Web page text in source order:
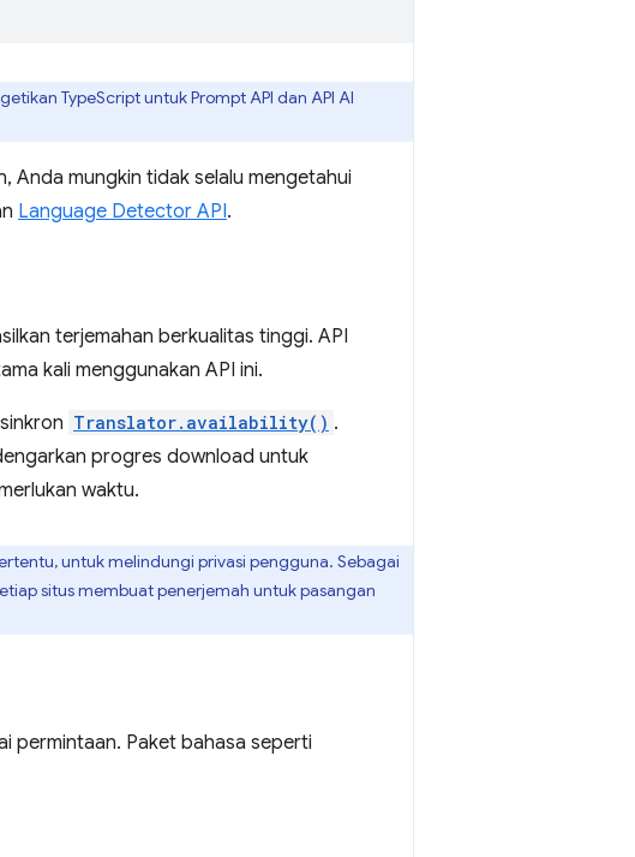
TypeScript untuk Prompt API dan API AI
Anda mungkin tidak selalu mengetahui
Language Detector API.
terjemahan berkualitas tinggi. API
kali menggunakan API ini.
Translator.availability() .
progres download untuk
waktu.
untuk melindungi privasi pengguna. Sebagai
situs membuat penerjemah untuk pasangan
permintaan. Paket bahasa seperti